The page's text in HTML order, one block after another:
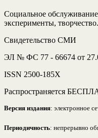
Социальное
эксперименты,
Свидетельство СМИ
ЭЛ № ФС 77 - 66674 от
ISSN 2500-185Х
Распространяется
Версия издания: электронное
Периодичность: непрерывно